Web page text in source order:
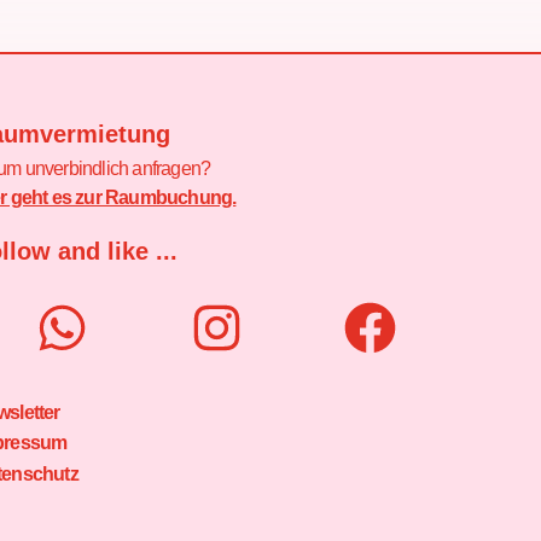
unverbindlich anfragen?
geht es zur Raumbuchung.
and like ...